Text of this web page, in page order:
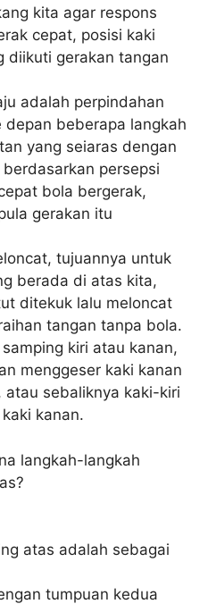
kita agar respons
cepat, posisi kaki
diikuti gerakan tangan
adalah perpindahan
depan beberapa langkah
yang seiaras dengan
persepsi
bola bergerak,
gerakan itu
tujuannya untuk
berada di atas kita,
ditekuk lalu meloncat
tangan tanpa bola.
kiri atau kanan,
menggeser kaki kanan
atau sebaliknya kaki-kiri
kanan.
langkah-langkah
atas adalah sebagai
tumpuan kedua